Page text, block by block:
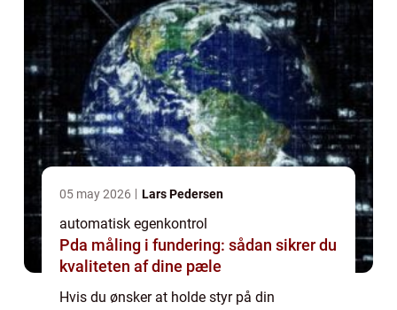
05 may 2026 Lars Pedersen
automatisk egenkontrol
Pda måling i fundering: sådan sikrer du
kvaliteten af dine pæle
Hvis du ønsker at holde styr på din